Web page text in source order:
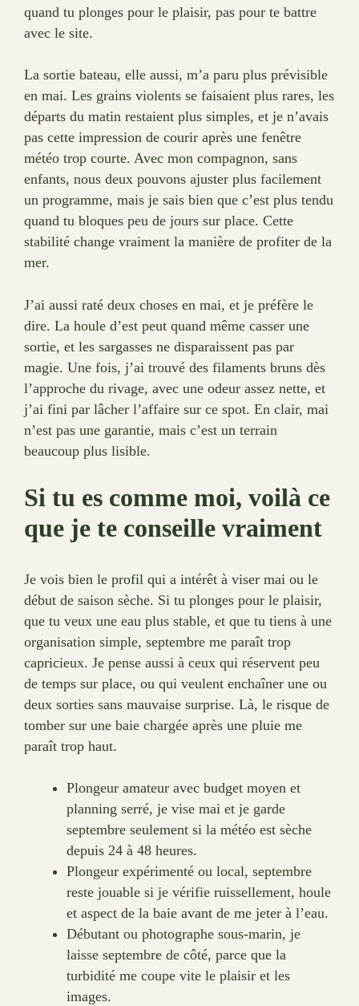
quand tu plonges pour le plaisir, pas pour te battre
avec le site.
La sortie bateau, elle aussi, m’a paru plus prévisible
en mai. Les grains violents se faisaient plus rares, les
départs du matin restaient plus simples, et je n’avais
pas cette impression de courir après une fenêtre
météo trop courte. Avec mon compagnon, sans
enfants, nous deux pouvons ajuster plus facilement
un programme, mais je sais bien que c’est plus tendu
quand tu bloques peu de jours sur place. Cette
stabilité change vraiment la manière de profiter de la
mer.
J’ai aussi raté deux choses en mai, et je préfère le
dire. La houle d’est peut quand même casser une
sortie, et les sargasses ne disparaissent pas par
magie. Une fois, j’ai trouvé des filaments bruns dès
l’approche du rivage, avec une odeur assez nette, et
j’ai fini par lâcher l’affaire sur ce spot. En clair, mai
n’est pas une garantie, mais c’est un terrain
beaucoup plus lisible.
Si tu es comme moi, voilà ce
que je te conseille vraiment
Je vois bien le profil qui a intérêt à viser mai ou le
début de saison sèche. Si tu plonges pour le plaisir,
que tu veux une eau plus stable, et que tu tiens à une
organisation simple, septembre me paraît trop
capricieux. Je pense aussi à ceux qui réservent peu
de temps sur place, ou qui veulent enchaîner une ou
deux sorties sans mauvaise surprise. Là, le risque de
tomber sur une baie chargée après une pluie me
paraît trop haut.
Plongeur amateur avec budget moyen et
planning serré, je vise mai et je garde
septembre seulement si la météo est sèche
depuis 24 à 48 heures.
Plongeur expérimenté ou local, septembre
reste jouable si je vérifie ruissellement, houle
et aspect de la baie avant de me jeter à l’eau.
Débutant ou photographe sous-marin, je
laisse septembre de côté, parce que la
turbidité me coupe vite le plaisir et les
images.